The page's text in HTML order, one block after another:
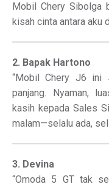
Mobil Chery Sibolga
kisah cinta antara aku
2. Bapak Hartono
“Mobil Chery J6 ini
panjang. Nyaman,
kasih kepada Sales
malam—selalu ada,
3. Devina
“Omoda 5 GT tak